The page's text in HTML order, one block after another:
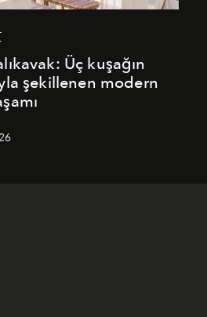
Üç kuşağın
şekillenen modern